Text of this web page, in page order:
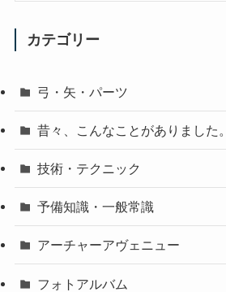
カテゴリー
弓・矢・パーツ
昔々、こんなことがありました。
技術・テクニック
予備知識・一般常識
アーチャーアヴェニュー
フォトアルバム